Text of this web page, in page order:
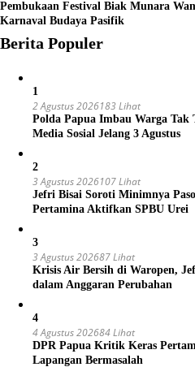
Pembukaan Festival Biak Munara
Karnaval Budaya Pasifik
Berita Populer
1
2 Agustus 2026183 Lihat
Polda Papua Imbau Warga Tak
Media Sosial Jelang 3 Agustus
2
3 Agustus 2026107 Lihat
Jefri Bisai Soroti Minimnya
Pertamina Aktifkan SPBU Urei
3
3 Agustus 202687 Lihat
Krisis Air Bersih di Waropen,
dalam Anggaran Perubahan
4
4 Agustus 202684 Lihat
DPR Papua Kritik Keras
Lapangan Bermasalah